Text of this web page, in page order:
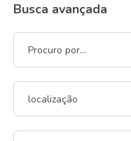
Busca avançada